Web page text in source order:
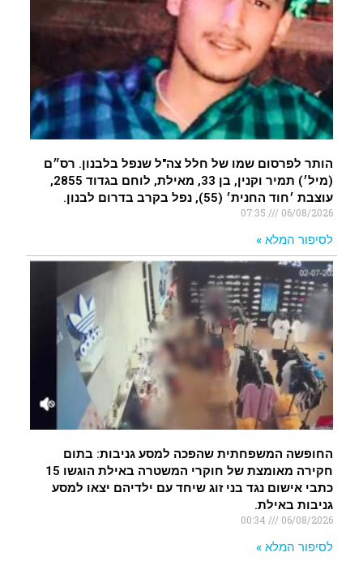
איציק נועם מייסד מקומו ערב ערב נפטר
הותר לפרסום שמו של חלל צה"ל שנפל בלבנון. רס״ם
(מיל׳) תמיר וקנין, בן 33, מאילת, לוחם בגדוד 2855,
עוצבת ׳חוד החנית׳ (55), נפל בקרב בדרום לבנון.
06/08/2026
לסיפור המלא »
החופשה המשפחתית שהפכה למסע גניבות: בתום
חקירה מאומצת של חוקרי המשטרה באילת הוגשו 15
כתבי אישום נגד בני זוג שיחד עם ילדיהם יצאו למסע
גניבות באילת.
06/08/2026
לסיפור המלא »